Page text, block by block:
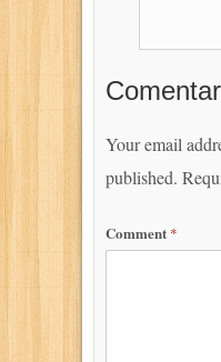
Your email
published.
Comment *